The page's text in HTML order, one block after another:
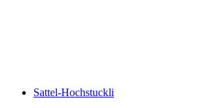
Sattel-Hochstuckli